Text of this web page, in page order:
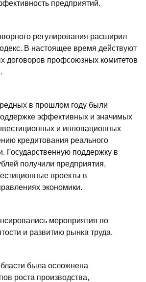
предприятий.
регулирования расширил
В настоящее время действуют
договоров профсоюзных комитетов
в прошлом году были
эффективных и значимых
и инновационных
кредитования реального
Государственную поддержку в
получили предприятия,
проекты в
экономики.
мероприятия по
и развитию рынка труда.
была осложнена
роста производства,